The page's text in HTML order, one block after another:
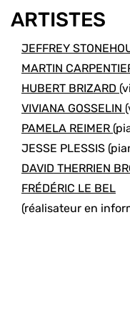
ARTISTES
JEFFREY
MARTIN
HUBERT BRIZARD
VIVIANA GOSSELIN
PAMELA REIMER
JESSE PLESSIS
DAVID THERRIEN
FRÉDÉRIC LE BEL
(réalisateur en